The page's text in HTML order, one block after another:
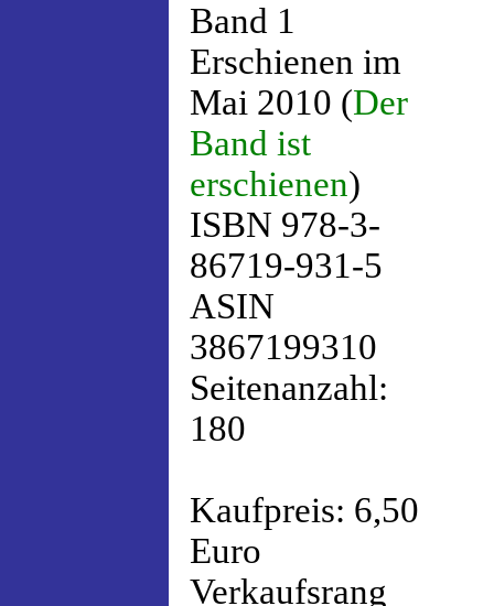
Band 1
Erschienen im
Mai 2010 (Der
Band ist
erschienen)
ISBN 978-3-
86719-931-5
ASIN
3867199310
Seitenanzahl:
180
Kaufpreis: 6,50
Euro
Verkaufsrang